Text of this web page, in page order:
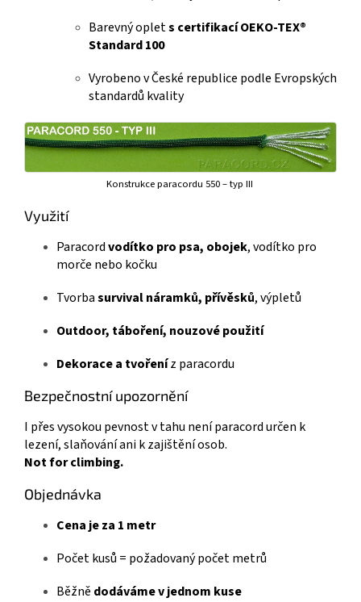
Barevný oplets certifikací OEKO-TEX®
Standard 100
Vyrobeno v České republice podle Evropských
standardů kvality
Konstrukce paracordu 550 – typ III
Využití
Paracordvodítko pro psa, obojek, vodítko pro
morče nebo kočku
Tvorbasurvival náramků, přívěsků, výpletů
Outdoor, táboření, nouzové použití
Dekorace a tvořeníz paracordu
Bezpečnostní upozornění
I přes vysokou pevnost v tahu není paracord určen k
lezení, slaňování ani k zajištění osob.
Not for climbing.
Objednávka
Cena je za 1 metr
Počet kusů = požadovaný počet metrů
Běžně dodáváme v jednom kuse